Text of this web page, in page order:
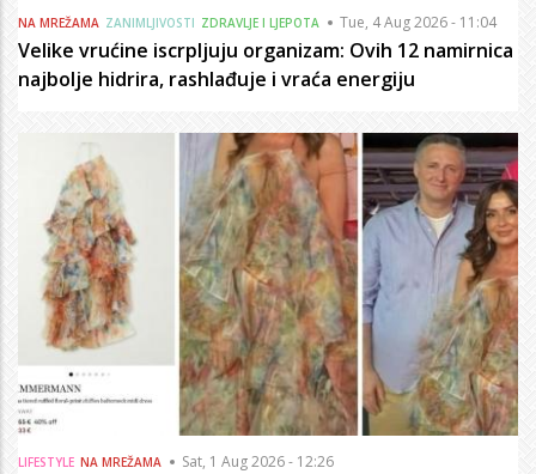
NA MREŽAMA ZANIMLJIVOSTI ZDRAVLJE I LJEPOTA Tue, 4 Aug 2026 - 11:04
Velike vrućine iscrpljuju organizam: Ovih 12 namirnica
najbolje hidrira, rashlađuje i vraća energiju
LIFESTYLE NA MREŽAMA Sat, 1 Aug 2026 - 12:26